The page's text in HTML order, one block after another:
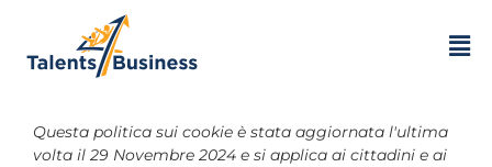
Questa politica sui cookie è stata aggiornata l'ultima
volta il 29 Novembre 2024 e si applica ai cittadini e ai